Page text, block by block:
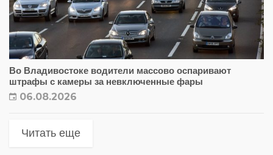
Во Владивостоке водители массово оспаривают
штрафы с камеры за невключенные фары
06.08.2026
Читать еще